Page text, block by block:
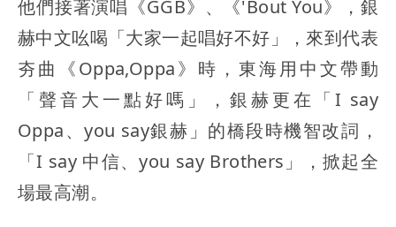
他們接著演唱《GGB》、《'Bout You》，銀
赫中文吆喝「大家一起唱好不好」，來到代表
夯曲《Oppa,Oppa》時，東海用中文帶動
「聲音大一點好嗎」，銀赫更在「I say
Oppa、you say銀赫」的橋段時機智改詞，
「I say 中信、you say Brothers」，掀起全
場最高潮。